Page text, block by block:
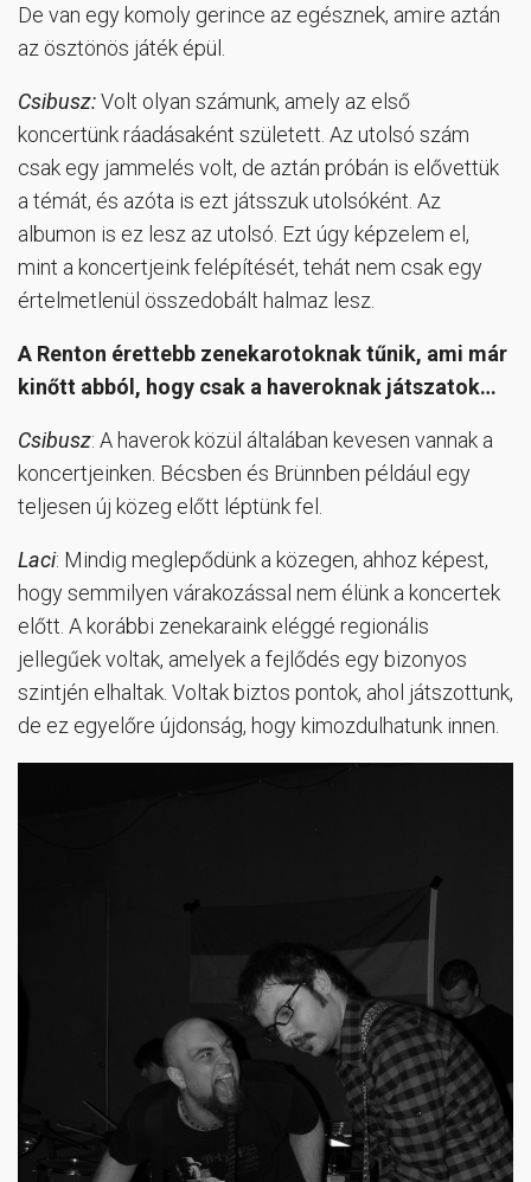
De van egy komoly gerince az egésznek, amire aztán
az ösztönös játék épül.
Csibusz:Volt olyan számunk, amely az első
koncertünk ráadásaként született. Az utolsó szám
csak egy jammelés volt, de aztán próbán is elővettük
a témát, és azóta is ezt játsszuk utolsóként. Az
albumon is ez lesz az utolsó. Ezt úgy képzelem el,
mint a koncertjeink felépítését, tehát nem csak egy
értelmetlenül összedobált halmaz lesz.
A Renton érettebb zenekarotoknak tűnik, ami már
kinőtt abból, hogy csak a haveroknak játszatok…
Csibusz: A haverok közül általában kevesen vannak a
koncertjeinken. Bécsben és Brünnben például egy
teljesen új közeg előtt léptünk fel.
Laci: Mindig meglepődünk a közegen, ahhoz képest,
hogy semmilyen várakozással nem élünk a koncertek
előtt. A korábbi zenekaraink eléggé regionális
jellegűek voltak, amelyek a fejlődés egy bizonyos
szintjén elhaltak. Voltak biztos pontok, ahol játszottunk,
de ez egyelőre újdonság, hogy kimozdulhatunk innen.